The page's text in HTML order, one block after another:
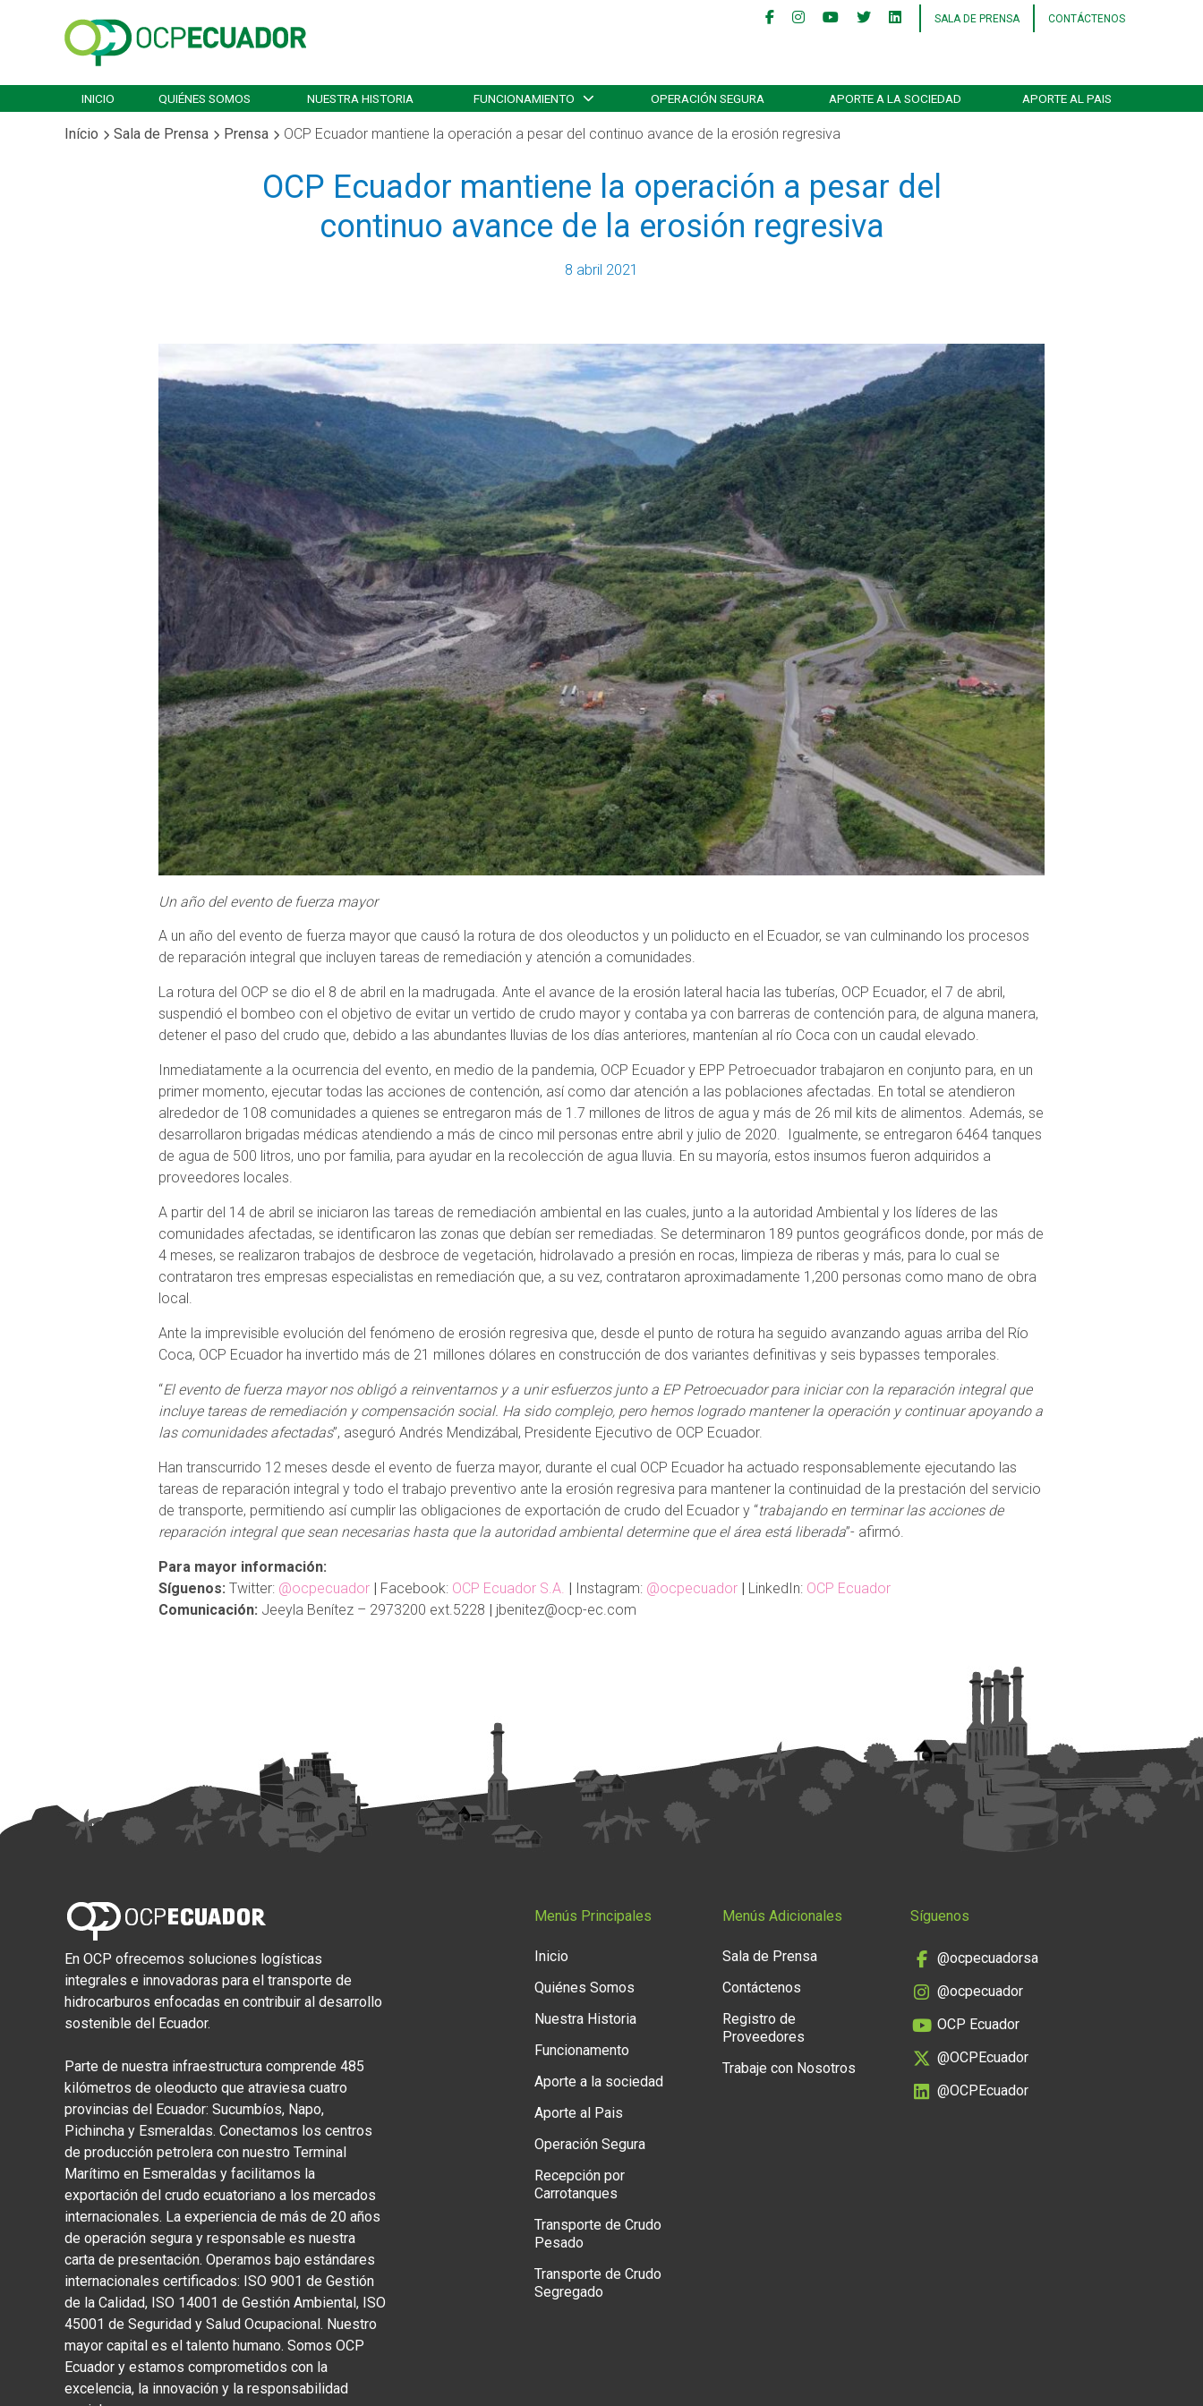
SALA DE PRENSA CONTÁCTENOS
INICIO QUIÉNES SOMOS NUESTRA HISTORIA FUNCIONAMIENTO OPERACIÓN SEGURA APORTE A LA SOCIEDAD APORTE AL PAIS
Início Sala de Prensa Prensa OCP Ecuador mantiene la operación a pesar del continuo avance de la erosión regresiva
OCP Ecuador mantiene la operación a pesar del
continuo avance de la erosión regresiva
8 abril 2021
Un año del evento de fuerza mayor
A un año del evento de fuerza mayor que causó la rotura de dos oleoductos y un poliducto en el Ecuador, se van culminando los procesos
de reparación integral que incluyen tareas de remediación y atención a comunidades.
La rotura del OCP se dio el 8 de abril en la madrugada. Ante el avance de la erosión lateral hacia las tuberías, OCP Ecuador, el 7 de abril,
suspendió el bombeo con el objetivo de evitar un vertido de crudo mayor y contaba ya con barreras de contención para, de alguna manera,
detener el paso del crudo que, debido a las abundantes lluvias de los días anteriores, mantenían al río Coca con un caudal elevado.
Inmediatamente a la ocurrencia del evento, en medio de la pandemia, OCP Ecuador y EPP Petroecuador trabajaron en conjunto para, en un
primer momento, ejecutar todas las acciones de contención, así como dar atención a las poblaciones afectadas. En total se atendieron
alrededor de 108 comunidades a quienes se entregaron más de 1.7 millones de litros de agua y más de 26 mil kits de alimentos. Además, se
desarrollaron brigadas médicas atendiendo a más de cinco mil personas entre abril y julio de 2020. Igualmente, se entregaron 6464 tanques
de agua de 500 litros, uno por familia, para ayudar en la recolección de agua lluvia. En su mayoría, estos insumos fueron adquiridos a
proveedores locales.
A partir del 14 de abril se iniciaron las tareas de remediación ambiental en las cuales, junto a la autoridad Ambiental y los líderes de las
comunidades afectadas, se identificaron las zonas que debían ser remediadas. Se determinaron 189 puntos geográficos donde, por más de
4 meses, se realizaron trabajos de desbroce de vegetación, hidrolavado a presión en rocas, limpieza de riberas y más, para lo cual se
contrataron tres empresas especialistas en remediación que, a su vez, contrataron aproximadamente 1,200 personas como mano de obra
local.
Ante la imprevisible evolución del fenómeno de erosión regresiva que, desde el punto de rotura ha seguido avanzando aguas arriba del Río
Coca, OCP Ecuador ha invertido más de 21 millones dólares en construcción de dos variantes definitivas y seis bypasses temporales.
“El evento de fuerza mayor nos obligó a reinventarnos y a unir esfuerzos junto a EP Petroecuador para iniciar con la reparación integral que
incluye tareas de remediación y compensación social. Ha sido complejo, pero hemos logrado mantener la operación y continuar apoyando a
las comunidades afectadas”, aseguró Andrés Mendizábal, Presidente Ejecutivo de OCP Ecuador.
Han transcurrido 12 meses desde el evento de fuerza mayor, durante el cual OCP Ecuador ha actuado responsablemente ejecutando las
tareas de reparación integral y todo el trabajo preventivo ante la erosión regresiva para mantener la continuidad de la prestación del servicio
de transporte, permitiendo así cumplir las obligaciones de exportación de crudo del Ecuador y “trabajando en terminar las acciones de
reparación integral que sean necesarias hasta que la autoridad ambiental determine que el área está liberada”- afirmó.
Para mayor información:
Síguenos: Twitter: @ocpecuador | Facebook: OCP Ecuador S.A. | Instagram: @ocpecuador | LinkedIn: OCP Ecuador
Comunicación: Jeeyla Benítez – 2973200 ext.5228 | jbenitez@ocp-ec.com
En OCP ofrecemos soluciones logísticas
integrales e innovadoras para el transporte de
hidrocarburos enfocadas en contribuir al desarrollo
sostenible del Ecuador.
Parte de nuestra infraestructura comprende 485
kilómetros de oleoducto que atraviesa cuatro
provincias del Ecuador: Sucumbíos, Napo,
Pichincha y Esmeraldas. Conectamos los centros
de producción petrolera con nuestro Terminal
Marítimo en Esmeraldas y facilitamos la
exportación del crudo ecuatoriano a los mercados
internacionales. La experiencia de más de 20 años
de operación segura y responsable es nuestra
carta de presentación. Operamos bajo estándares
internacionales certificados: ISO 9001 de Gestión
de la Calidad, ISO 14001 de Gestión Ambiental, ISO
45001 de Seguridad y Salud Ocupacional. Nuestro
mayor capital es el talento humano. Somos OCP
Ecuador y estamos comprometidos con la
excelencia, la innovación y la responsabilidad
Menús Principales
Inicio
Quiénes Somos
Nuestra Historia
Funcionamento
Aporte a la sociedad
Aporte al Pais
Operación Segura
Recepción por
Carrotanques
Transporte de Crudo
Pesado
Transporte de Crudo
Segregado
Menús Adicionales
Sala de Prensa
Contáctenos
Registro de
Proveedores
Trabaje con Nosotros
Síguenos
@ocpecuadorsa
@ocpecuador
OCP Ecuador
@OCPEcuador
@OCPEcuador